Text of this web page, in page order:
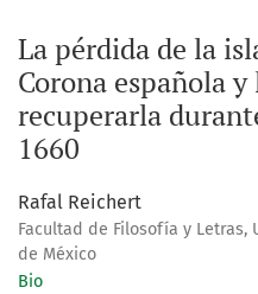
La pérdida de la
Corona española
recuperarla
1660
Rafal Reichert
Facultad de Filosofía y Letras,
de México
Bio